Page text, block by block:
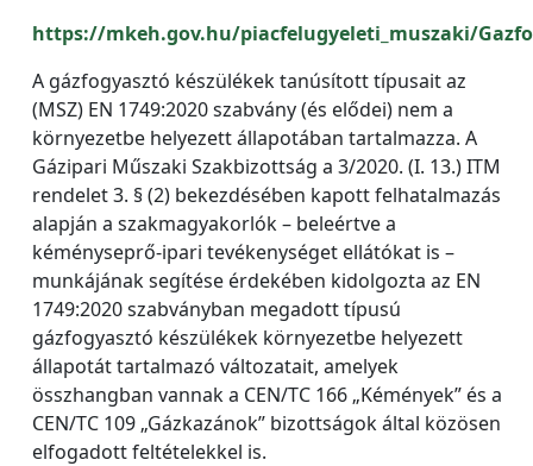
https://mkeh.gov.hu/piacfelugyeleti_muszaki/
A gázfogyasztó készülékek tanúsított típusait az
(MSZ) EN 1749:2020 szabvány (és elődei) nem a
környezetbe helyezett állapotában tartalmazza. A
Gázipari Műszaki Szakbizottság a 3/2020. (I. 13.) ITM
rendelet 3. § (2) bekezdésében kapott felhatalmazás
alapján a szakmagyakorlók – beleértve a
kéményseprő-ipari tevékenységet ellátókat is –
munkájának segítése érdekében kidolgozta az EN
1749:2020 szabványban megadott típusú
gázfogyasztó készülékek környezetbe helyezett
állapotát tartalmazó változatait, amelyek
összhangban vannak a CEN/TC 166 „Kémények” és a
CEN/TC 109 „Gázkazánok” bizottságok által közösen
elfogadott feltételekkel is.